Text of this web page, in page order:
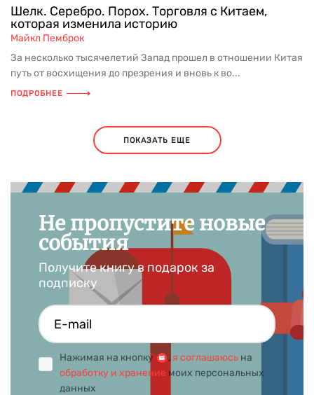
Шелк. Серебро. Порох. Торговля с Китаем,
которая изменила историю
Майкл Пемброк
За несколько тысячелетий Запад прошел в отношении Китая
путь от восхищения до презрения и вновь к во...
ПОДРОБНЕЕ
ПОКАЗАТЬ ЕЩЕ
Не пропустите новые
события
Получите книгу в подарок за
подписку
Нажимая на кнопку , я соглашаюсь на
обработку и хранение моих персональных
данных